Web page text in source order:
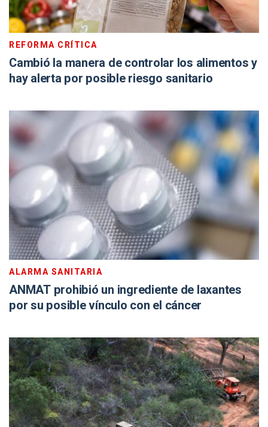
REFORMA CRÍTICA
Cambió la manera de controlar los alimentos y
hay alerta por posible riesgo sanitario
ALARMA SANITARIA
ANMAT prohibió un ingrediente de laxantes
por su posible vínculo con el cáncer